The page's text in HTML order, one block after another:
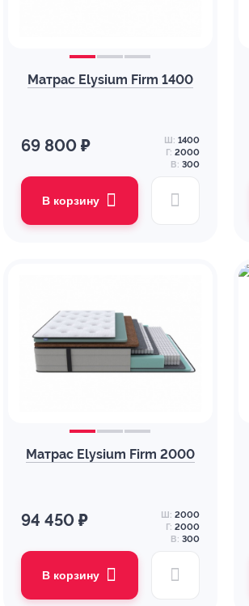
Матрас Elysium Firm 1400
69 800 ₽ Ш: 1400
Г: 2000
В: 300
В корзину
Матрас Elysium Firm 2000
94 450 ₽ Ш: 2000
Г: 2000
В: 300
В корзину